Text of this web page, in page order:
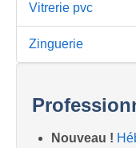
Vitrerie pvc
Zinguerie
Nouveau !